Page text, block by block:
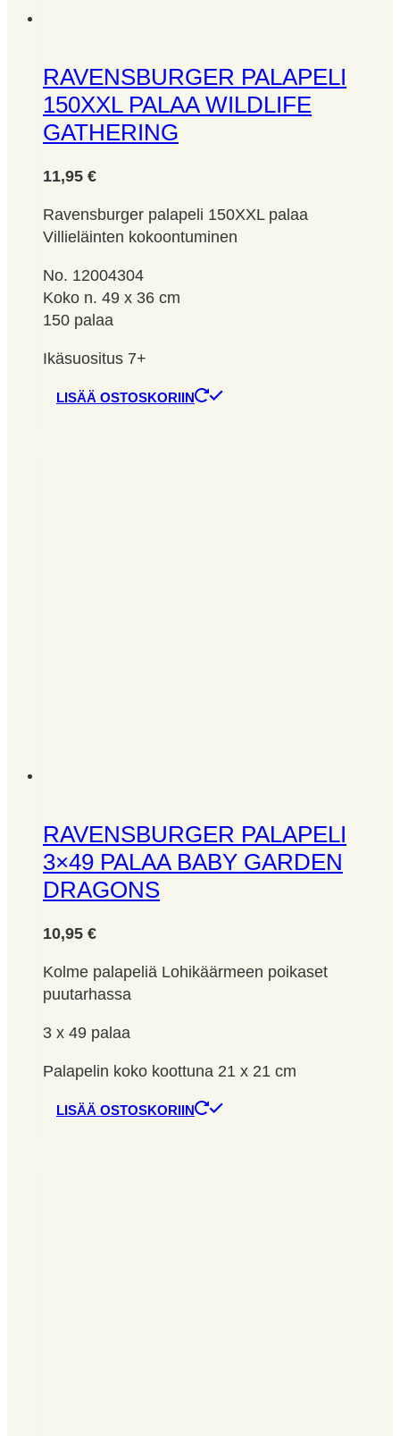
RAVENSBURGER PALAPELI
150XXL PALAA WILDLIFE
GATHERING
11,95 €
Ravensburger palapeli 150XXL palaa
Villieläinten kokoontuminen
No. 12004304
Koko n. 49 x 36 cm
150 palaa
Ikäsuositus 7+
LISÄÄ OSTOSKORIIN
RAVENSBURGER PALAPELI
3×49 PALAA BABY GARDEN
DRAGONS
10,95 €
Kolme palapeliä Lohikäärmeen poikaset
puutarhassa
3 x 49 palaa
Palapelin koko koottuna 21 x 21 cm
LISÄÄ OSTOSKORIIN